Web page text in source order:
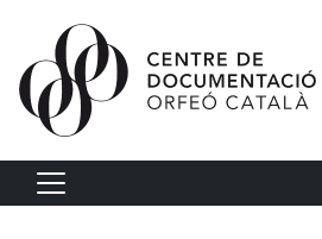
Vés al contingut
Navegació principal